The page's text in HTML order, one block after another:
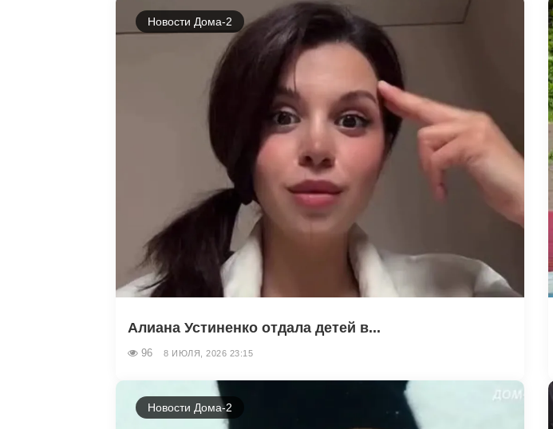
Новости Дома-2
Алиана Устиненко отдала детей в...
96 8 ИЮЛЯ, 2026 23:15
Новости Дома-2